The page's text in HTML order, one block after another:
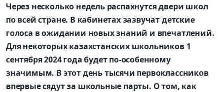
Через несколько недель распахнутся двери школ
по всей стране. В кабинетах зазвучат детские
голоса в ожидании новых знаний и впечатлений.
Для некоторых казахстанских школьников 1
сентября 2024 года будет по-особенному
значимым. В этот деньтысячи первоклассников
впервые сядут за школьные парты. О том, как